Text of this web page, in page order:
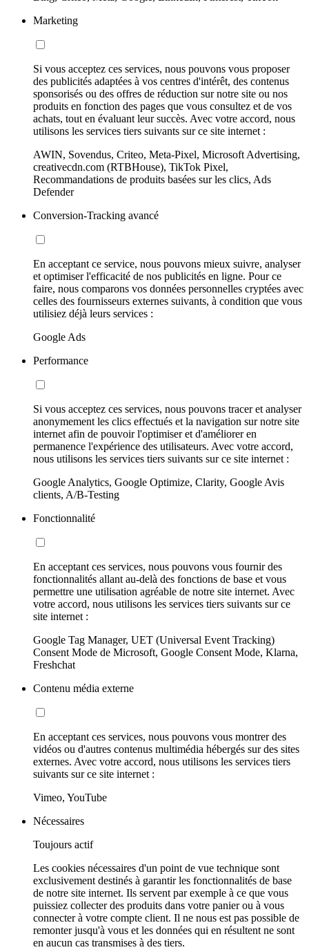
Marketing
Si vous acceptez ces services, nous pouvons vous proposer
des publicités adaptées à vos centres d'intérêt, des contenus
sponsorisés ou des offres de réduction sur notre site ou nos
produits en fonction des pages que vous consultez et de vos
achats, tout en évaluant leur succès. Avec votre accord, nous
utilisons les services tiers suivants sur ce site internet :
AWIN, Sovendus, Criteo, Meta-Pixel, Microsoft Advertising,
creativecdn.com (RTBHouse), TikTok Pixel,
Recommandations de produits basées sur les clics, Ads
Defender
Conversion-Tracking avancé
En acceptant ce service, nous pouvons mieux suivre, analyser
et optimiser l'efficacité de nos publicités en ligne. Pour ce
faire, nous comparons vos données personnelles cryptées avec
celles des fournisseurs externes suivants, à condition que vous
utilisiez déjà leurs services :
Google Ads
Performance
Si vous acceptez ces services, nous pouvons tracer et analyser
anonymement les clics effectués et la navigation sur notre site
internet afin de pouvoir l'optimiser et d'améliorer en
permanence l'expérience des utilisateurs. Avec votre accord,
nous utilisons les services tiers suivants sur ce site internet :
Google Analytics, Google Optimize, Clarity, Google Avis
clients, A/B-Testing
Fonctionnalité
En acceptant ces services, nous pouvons vous fournir des
fonctionnalités allant au-delà des fonctions de base et vous
permettre une utilisation agréable de notre site internet. Avec
votre accord, nous utilisons les services tiers suivants sur ce
site internet :
Google Tag Manager, UET (Universal Event Tracking)
Consent Mode de Microsoft, Google Consent Mode, Klarna,
Freshchat
Contenu média externe
En acceptant ces services, nous pouvons vous montrer des
vidéos ou d'autres contenus multimédia hébergés sur des sites
externes. Avec votre accord, nous utilisons les services tiers
suivants sur ce site internet :
Vimeo, YouTube
Nécessaires
Toujours actif
Les cookies nécessaires d'un point de vue technique sont
exclusivement destinés à garantir les fonctionnalités de base
de notre site internet. Ils servent par exemple à ce que vous
puissiez collecter des produits dans votre panier ou à vous
connecter à votre compte client. Il ne nous est pas possible de
remonter jusqu'à vous et les données qui en résultent ne sont
en aucun cas transmises à des tiers.